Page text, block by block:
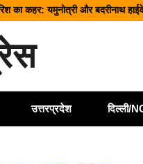
का कहर: यमुनोत्री और बदरीनाथ
सकती है बड़ी सौगात, EPFO के नए
के नोट! RBI ने शुरू की तैयारी,
पहली बरसी: कल्प केदार मंदिर के
उत्तरप्रदेश दिल्ली/